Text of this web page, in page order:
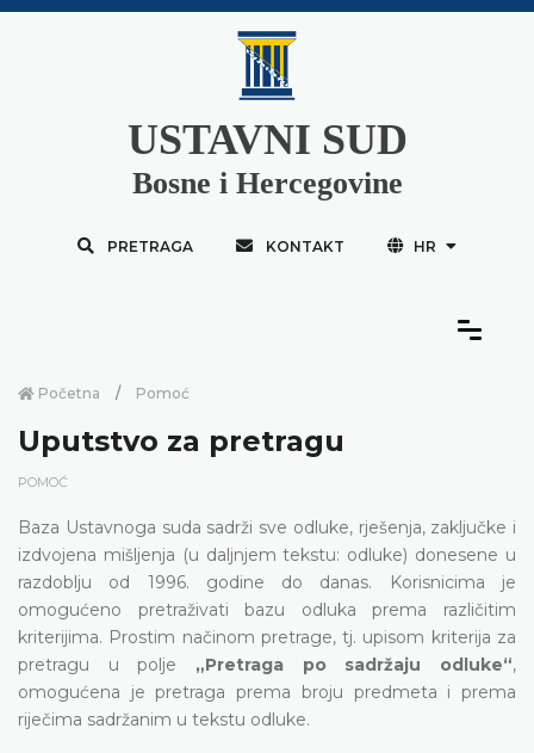
USTAVNI SUD
Bosne i Hercegovine
PRETRAGA KONTAKT HR
Početna Pomoć
Uputstvo za pretragu
POMOĆ
Baza Ustavnoga suda sadrži sve odluke, rješenja, zaključke i
izdvojena mišljenja (u daljnjem tekstu: odluke) donesene u
razdoblju od 1996. godine do danas. Korisnicima je
omogućeno pretraživati bazu odluka prema različitim
kriterijima. Prostim načinom pretrage, tj. upisom kriterija za
pretragu u polje „Pretraga po sadržaju odluke“,
omogućena je pretraga prema broju predmeta i prema
riječima sadržanim u tekstu odluke.